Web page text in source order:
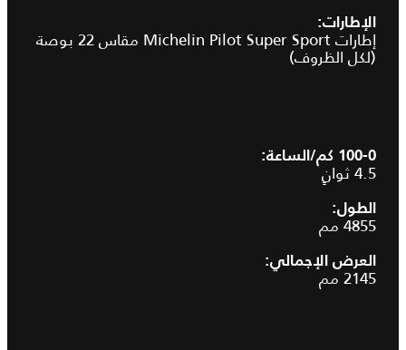
الإطارات:
إطارات Michelin Pilot Super Sport مقاس 22 بوصة
(لكل الظروف)
4.5 ثوانٍ
الطول:
4855 مم
العرض الإجمالي:
2145 مم